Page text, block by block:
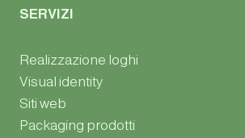
SERVIZI
Realizzazione loghi
Visual identity
Siti web
Packaging prodotti